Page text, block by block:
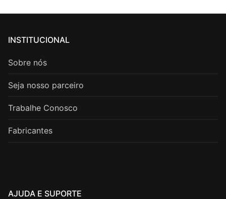
INSTITUCIONAL
Sobre nós
Seja nosso parceiro
Trabalhe Conosco
Fabricantes
AJUDA E SUPORTE